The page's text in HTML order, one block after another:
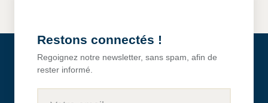
Restons connectés !
Regoignez notre newsletter, sans spam, afin de
rester informé.